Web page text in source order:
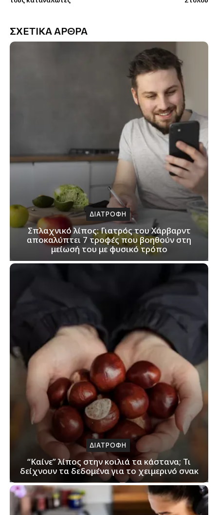
ΣΧΕΤΙΚΑ ΑΡΘΡΑ
ΔΙΑΤΡΟΦΗ
Σπλαχνικό λίπος: Γιατρός του Χάρβαρντ
αποκαλύπτει 7 τροφές που βοηθούν στη
μείωσή του με φυσικό τρόπο
ΔΙΑΤΡΟΦΗ
“Καίνε” λίπος στην κοιλιά τα κάστανα; Τι
δείχνουν τα δεδομένα για το χειμερινό σνακ